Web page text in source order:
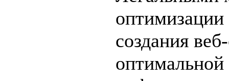
создания
оптимальной